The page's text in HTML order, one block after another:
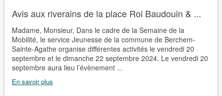
Avis aux riverains de la place Roi Baudouin & ...
Madame, Monsieur, Dans le cadre de la Semaine de la
Mobilité, le service Jeunesse de la commune de Berchem-
Sainte-Agathe organise différentes activités le vendredi 20
septembre et le dimanche 22 septembre 2024. Le vendredi 20
septembre aura lieu l’évènement ...
En savoir plus